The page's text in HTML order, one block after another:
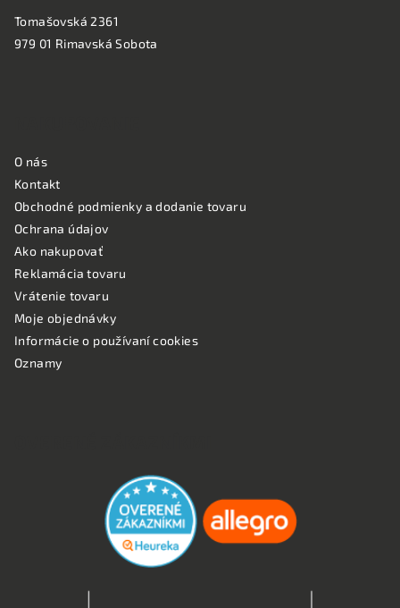
Tomašovská 2361
979 01 Rimavská Sobota
O nás
Kontakt
Obchodné podmienky a dodanie tovaru
Ochrana údajov
Ako nakupovať
Reklamácia tovaru
Vrátenie tovaru
Moje objednávky
Informácie o používaní cookies
Oznamy